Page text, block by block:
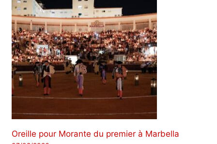
Oreille pour Morante du premier à Marbella